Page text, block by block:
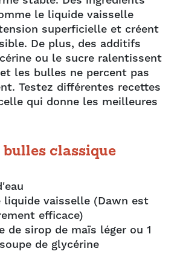
le liquide vaisselle
superficielle et créent
De plus, des additifs
ou le sucre ralentissent
les bulles ne percent pas
Testez différentes recettes
qui donne les meilleures
classique
liquide vaisselle (Dawn est
efficace)
de sirop de maïs léger ou 1
de glycérine